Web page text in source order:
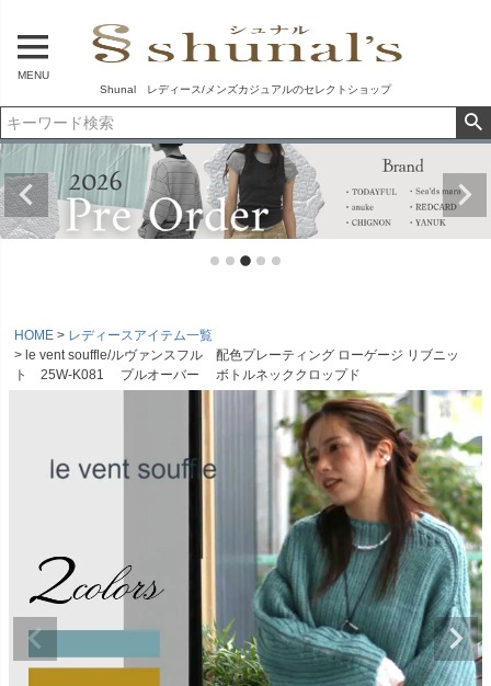
MENU
Shunal レディース/メンズカジュアルのセレクトショップ
HOME
レディースアイテム一覧
le vent souffle/ルヴァンスフル 配色プレーティング ローゲージ リブニッ
ト 25W-K081 プルオーバー ボトルネッククロップド